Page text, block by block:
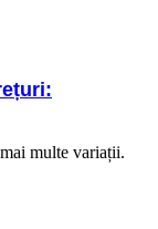
multe variații.